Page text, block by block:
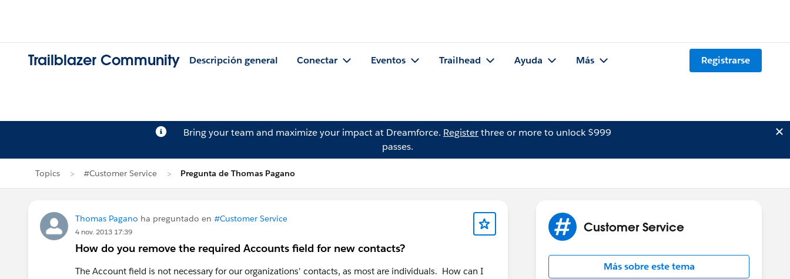
Trailblazer Community Descripción general Conectar Eventos Trailhead Ayuda Más Registrarse
Bring your team and maximize your impact at Dreamforce. Registerthree or more to unlock $999
passes.
Topics #Customer Service Pregunta de Thomas Pagano
Thomas Pagano ha preguntado en #Customer Service
4 nov. 2013 17:39
How do you remove the required Accounts field for new contacts?
The Account field is not necessary for our organizations' contacts, as most are individuals. How can I
Customer Service
Más sobre este tema